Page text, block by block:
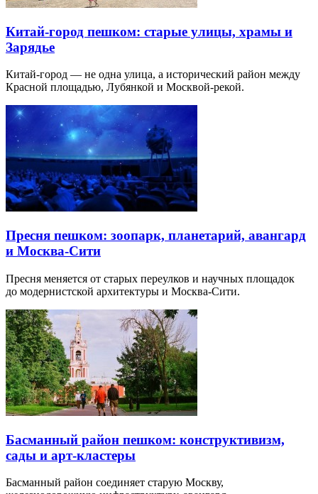
Китай-город пешком: старые улицы, храмы и
Зарядье
Китай-город — не одна улица, а исторический район между
Красной площадью, Лубянкой и Москвой-рекой.
Пресня пешком: зоопарк, планетарий, авангард
и Москва-Сити
Пресня меняется от старых переулков и научных площадок
до модернистской архитектуры и Москва-Сити.
Басманный район пешком: конструктивизм,
сады и арт-кластеры
Басманный район соединяет старую Москву,